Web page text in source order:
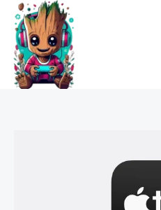
contenido